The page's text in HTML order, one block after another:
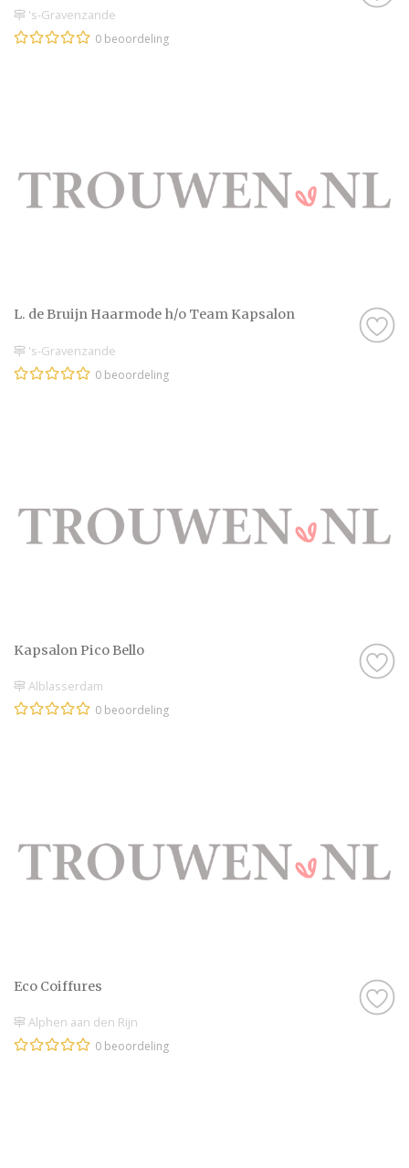
's-Gravenzande
0 beoordeling
L. de Bruijn Haarmode h/o Team Kapsalon
's-Gravenzande
0 beoordeling
Kapsalon Pico Bello
Alblasserdam
0 beoordeling
Eco Coiffures
Alphen aan den Rijn
0 beoordeling